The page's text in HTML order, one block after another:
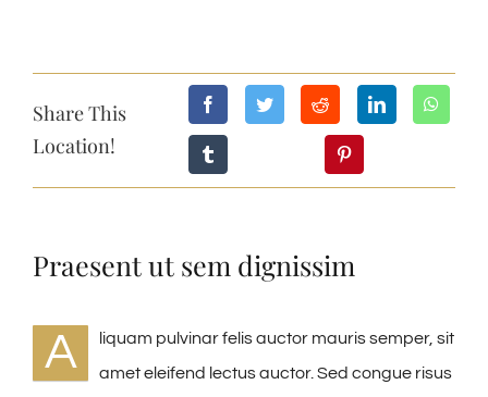
Share This
Location!
Praesent ut sem dignissim
A
liquam pulvinar felis auctor mauris semper, sit
amet eleifend lectus auctor. Sed congue risus